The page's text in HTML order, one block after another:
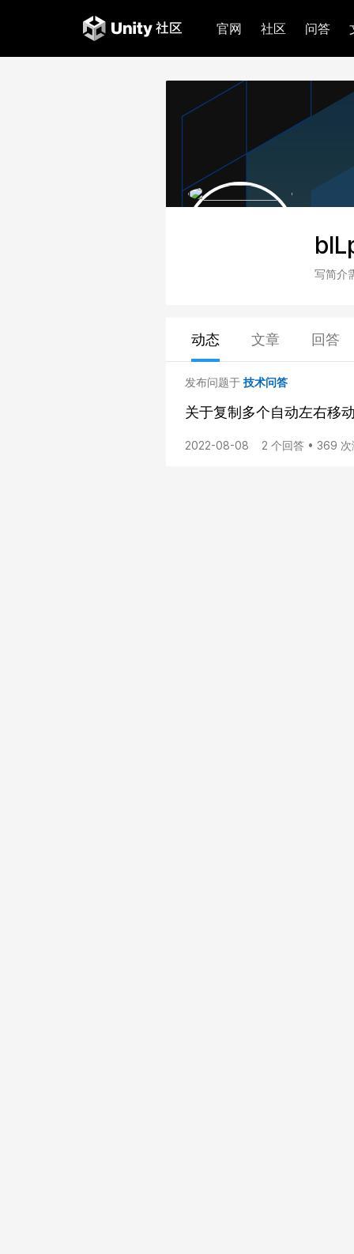
官网 社区 问答
写简介
动态 文章 回答
发布问题于 技术问答
关于复制多个自动左右移
2022-08-08 2 个回答 • 369 次